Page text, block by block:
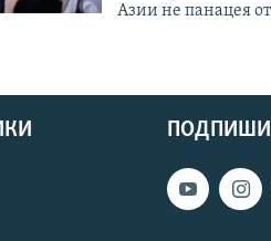
Азии не панацея